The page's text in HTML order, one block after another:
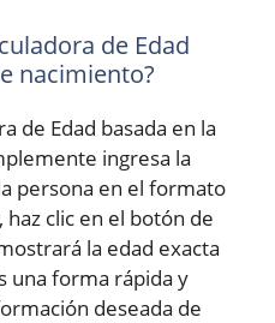
de Edad
nacimiento?
de Edad basada en la
ingresa la
persona en el formato
clic en el botón de
la edad exacta
una forma rápida y
deseada de